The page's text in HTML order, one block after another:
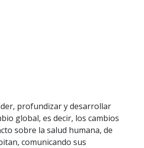
profundizar y desarrollar
global, es decir, los cambios
sobre la salud humana, de
comunicando sus